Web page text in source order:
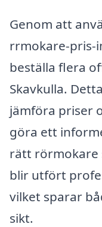
Genom att
rrmokare-pris-
beställa flera
Skavkulla.
jämföra priser
göra ett
rätt rörmokare
blir utfört
vilket sparar
sikt.